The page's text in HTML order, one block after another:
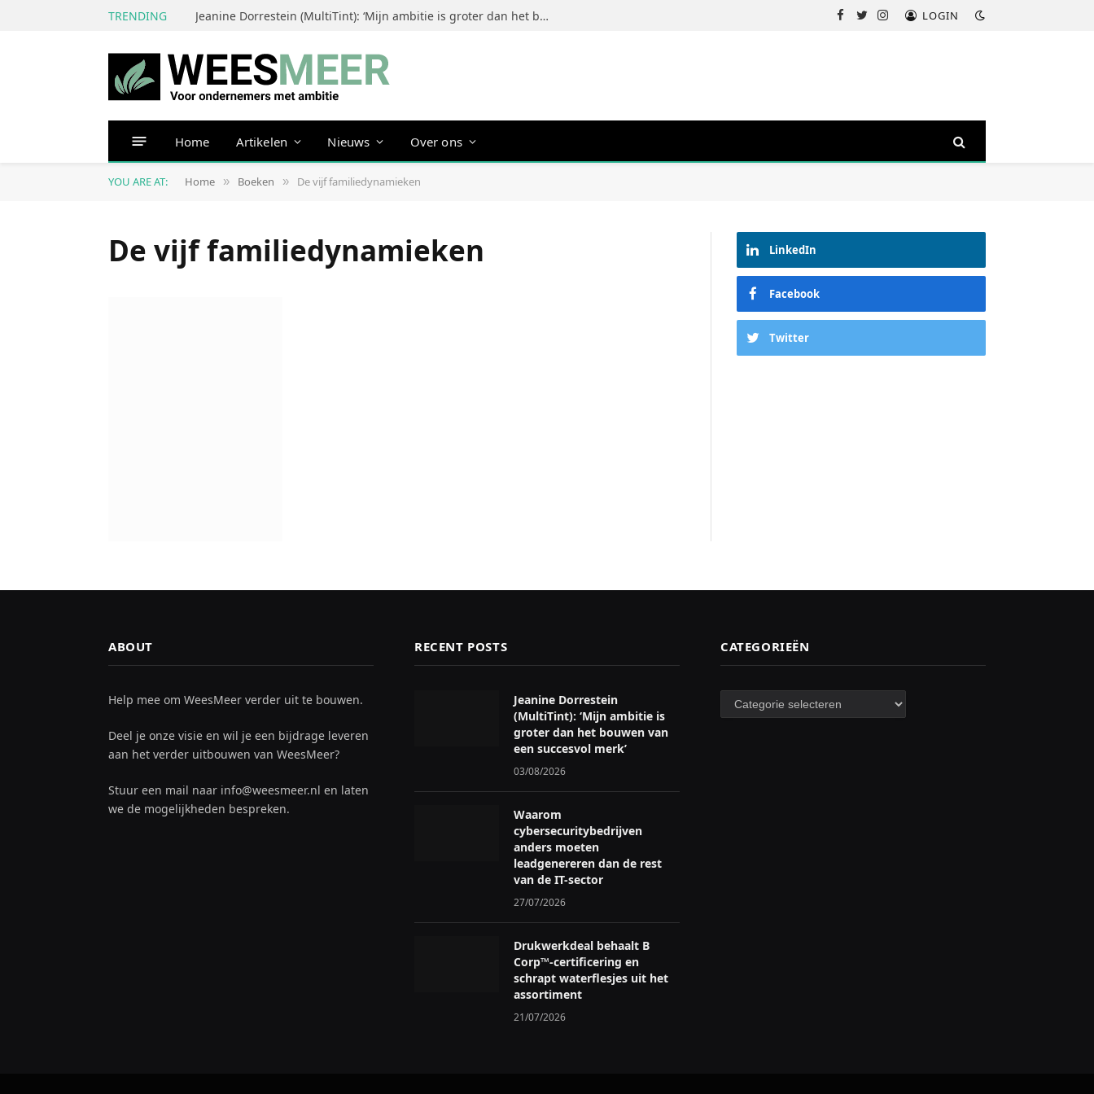
TRENDING Jeanine Dorrestein (MultiTint): ‘Mijn ambitie is groter dan het bouwen van een succesvol merk’ Facebook
TwitterInstagramLOGIN
Home Artikelen Nieuws Over ons
YOU ARE AT: Home » Boeken » De vijf familiedynamieken
De vijf familiedynamieken LinkedIn
Facebook
Twitter
ABOUT
Help mee om WeesMeer verder uit te bouwen.
Deel je onze visie en wil je een bijdrage leveren
aan het verder uitbouwen van WeesMeer?
Stuur een mail naar info@weesmeer.nl en laten
we de mogelijkheden bespreken.
RECENT POSTS
Jeanine Dorrestein
(MultiTint): ‘Mijn ambitie is
groter dan het bouwen van
een succesvol merk’
03/08/2026
Waarom
cybersecuritybedrijven
anders moeten
leadgenereren dan de rest
van de IT-sector
27/07/2026
Drukwerkdeal behaalt B
Corp™-certificering en
schrapt waterflesjes uit het
assortiment
21/07/2026
CATEGORIEËN
Categorieën